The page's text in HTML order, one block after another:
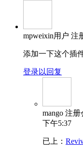
mpweixin用户 注
添加一下这个插
登录以回复
mango 注册
下午5:37
已上：